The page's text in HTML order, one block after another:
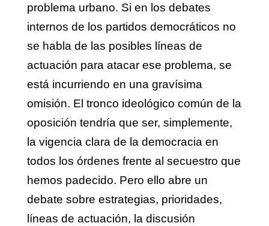
problema urbano. Si en los debates
internos de los partidos democráticos no
se habla de las posibles líneas de
actuación para atacar ese problema, se
está incurriendo en una gravísima
omisión. El tronco ideológico común de la
oposición tendría que ser, simplemente,
la vigencia clara de la democracia en
todos los órdenes frente al secuestro que
hemos padecido. Pero ello abre un
debate sobre estrategias, prioridades,
líneas de actuación, la discusión